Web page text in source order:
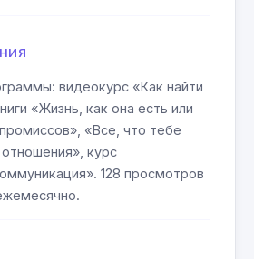
видеокурс «Как найти
«Жизнь, как она есть или
«Все, что тебе
курс
128 просмотров